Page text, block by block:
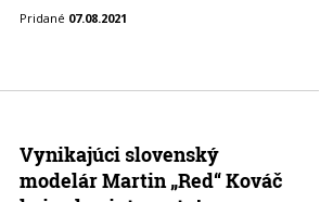
Pridané 07.08.2021
Vynikajúci slovenský
modelár Martin „Red“ Kováč